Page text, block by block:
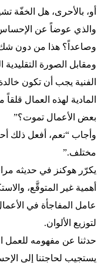
أو، بالأحرى، هل الخفّة
والذي عوضاً عن الإحساس
وصاعداً؟ هذا من دون
ومقابل الصورة التقليدية
الفنية يجب أن تكون
المادية لهذه العمال
بعض الأعمال تموت؟”
وأجاب “نعم، أفعل ذلك
مختلف.”
يكرّر هوكنز في حديثه
أهمية غير المتوقَّع،
عامل المفاجأة في
لتوزيع الألوان.
حدثنا عن مفهومه للعمل
يستجيب لحاجتنا إلى